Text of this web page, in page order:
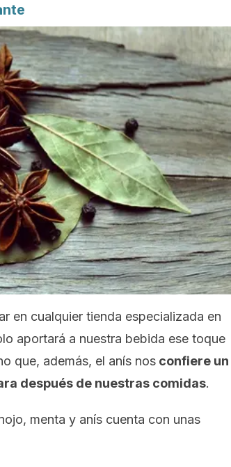
en cualquier tienda especializada en
aportará a nuestra bebida ese toque
que, además, el anís nos confiere un
después de nuestras comidas.
menta y anís cuenta con unas